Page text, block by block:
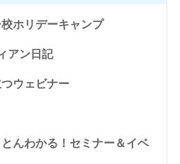
ホリデーキャンプ
アン日記
ウェビナー
んわかる！セミナー＆イベ